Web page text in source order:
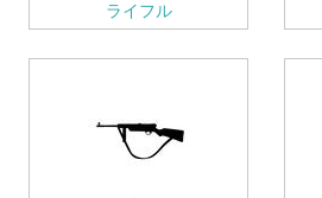
ライフル